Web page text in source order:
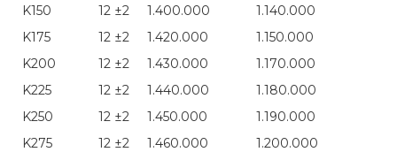
K150
12 ±2 1.400.000
1.140.000
K175
12 ±2 1.420.000
1.150.000
K200
12 ±2 1.430.000
1.170.000
K225
12 ±2 1.440.000
1.180.000
K250
12 ±2 1.450.000
1.190.000
K275
12 ±2 1.460.000
1.200.000